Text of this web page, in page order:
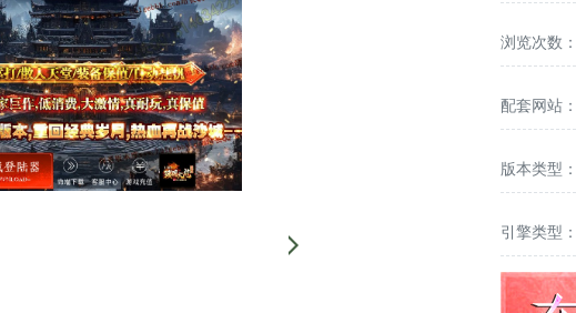
浏览次数
配套网站：
版本类型
引擎类型